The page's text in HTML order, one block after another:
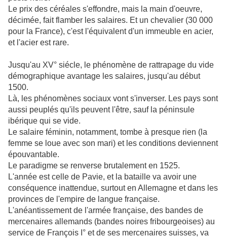
Le prix des céréales s'effondre, mais la main d'oeuvre,
décimée, fait flamber les salaires. Et un chevalier (30 000
pour la France), c'est l'équivalent d'un immeuble en acier,
et l'acier est rare.
Jusqu'au XV° siécle, le phénomène de rattrapage du vide
démographique avantage les salaires, jusqu'au début
1500.
Là, les phénomènes sociaux vont s'inverser. Les pays sont
aussi peuplés qu'ils peuvent l'être, sauf la péninsule
ibérique qui se vide.
Le salaire féminin, notamment, tombe à presque rien (la
femme se loue avec son mari) et les conditions deviennent
épouvantable.
Le paradigme se renverse brutalement en 1525.
L'année est celle de Pavie, et la bataille va avoir une
conséquence inattendue, surtout en Allemagne et dans les
provinces de l'empire de langue française.
L'anéantissement de l'armée française, des bandes de
mercenaires allemands (bandes noires fribourgeoises) au
service de François I° et de ses mercenaires suisses, va